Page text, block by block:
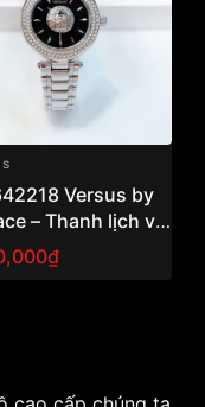
Versus by
– Thanh lịch và
36mm nữ